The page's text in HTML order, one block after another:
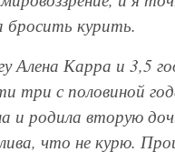
бросить курить.
Алена Карра и 3,5
три с половиной
и родила вторую
что не курю.